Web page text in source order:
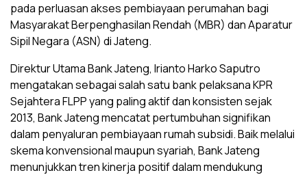
pada perluasan akses pembiayaan perumahan bagi
Masyarakat Berpenghasilan Rendah (MBR) dan Aparatur
Sipil Negara (ASN) di Jateng.
Direktur Utama Bank Jateng, Irianto Harko Saputro
mengatakan sebagai salah satu bank pelaksana KPR
Sejahtera FLPP yang paling aktif dan konsisten sejak
2013, Bank Jateng mencatat pertumbuhan signifikan
dalam penyaluran pembiayaan rumah subsidi. Baik melalui
skema konvensional maupun syariah, Bank Jateng
menunjukkan tren kinerja positif dalam mendukung